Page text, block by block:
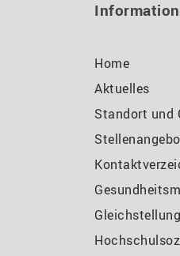
Home
Aktuelles
Standort und